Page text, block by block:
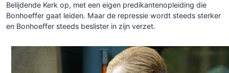
Belijdende Kerk op, met een eigen predikantenopleiding die
Bonhoeffer gaat leiden. Maar de repressie wordt steeds sterker
en Bonhoeffer steeds beslister in zijn verzet.